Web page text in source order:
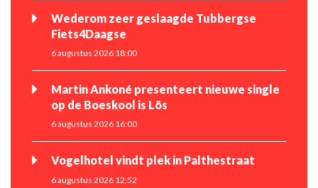
Wederom zeer geslaagde Tubbergse
Fiets4Daagse
6 augustus 2026 18:00
Martin Ankoné presenteert nieuwe single
op de Boeskool is Lös
6 augustus 2026 16:00
Vogelhotel vindt plek in Palthestraat
6 augustus 2026 12:52